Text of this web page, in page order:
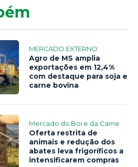
MERCADO EXTERNO
Agro de MS amplia
exportações em 12,4%
com destaque para soja e
carne bovina
Mercado do Boi e da Carne
Oferta restrita de
animais e redução dos
abates leva frigoríficos a
intensificarem compras